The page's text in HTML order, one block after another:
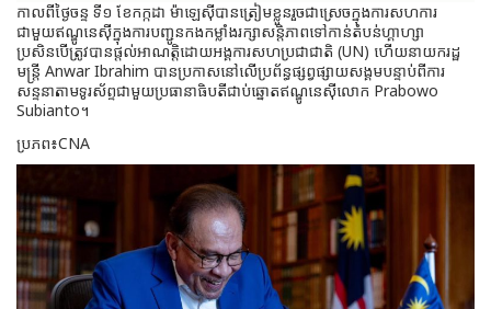
កាលពីថ្ងៃចន្ទ ទី១ ខែកក្កដា ម៉ាឡេស៊ីបានត្រៀមខ្លួនរួចជាស្រេចក្នុងការសហការ
ជាមួយឥណ្ឌូនេស៊ីក្នុងការបញ្ជូនកងកម្លាំងរក្សាសន្តិភាពទៅកាន់តំបន់ហ្គាហ្សា
ប្រសិនបើត្រូវបានផ្តល់អាណត្តិដោយអង្គការសហប្រជាជាតិ (UN) ហើយនាយករដ្ឋ
មន្ត្រី Anwar Ibrahim បានប្រកាសនៅលើប្រព័ន្ធផ្សព្វផ្សាយសង្គមបន្ទាប់ពីការ
សន្ទនាតាមទូរស័ព្ទជាមួយប្រធានាធិបតីជាប់ឆ្នោតឥណ្ឌូនេស៊ីលោក Prabowo
Subianto។
ប្រភព៖CNA